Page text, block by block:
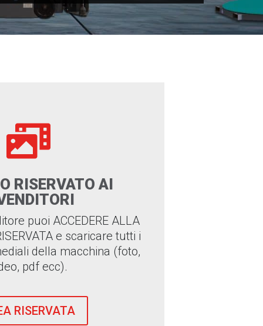

RISERVATO AI
puoi ACCEDERE ALLA
e scaricare tutti i
della macchina (foto,
pdf ecc).
RISERVATA